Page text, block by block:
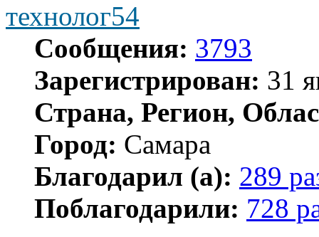
технолог54
Сообщения: 3793
Зарегистрирован: 31
Страна, Регион,
Город: Самара
Благодарил (а): 289
Поблагодарили: 728